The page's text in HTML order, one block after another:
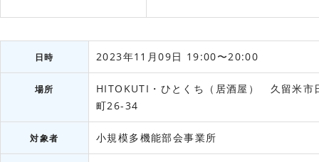
日時 2023年11月09日 19:00〜20:00
場所
HITOKUTI・ひとくち（居酒屋） 久留米市
町26-34
対象者 小規模多機能部会事業所